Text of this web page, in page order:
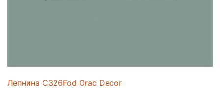
Лепнина C326Fod Orac Decor